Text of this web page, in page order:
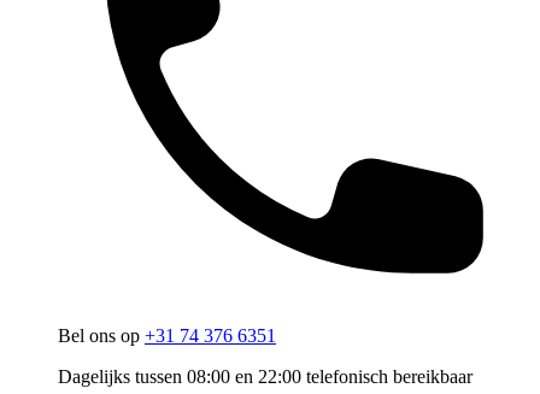
Bel ons op +31 74 376 6351
Dagelijks tussen 08:00 en 22:00 telefonisch bereikbaar